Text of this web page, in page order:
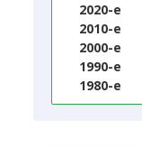
2020-е
2010-е
2000-е
1990-е
1980-е